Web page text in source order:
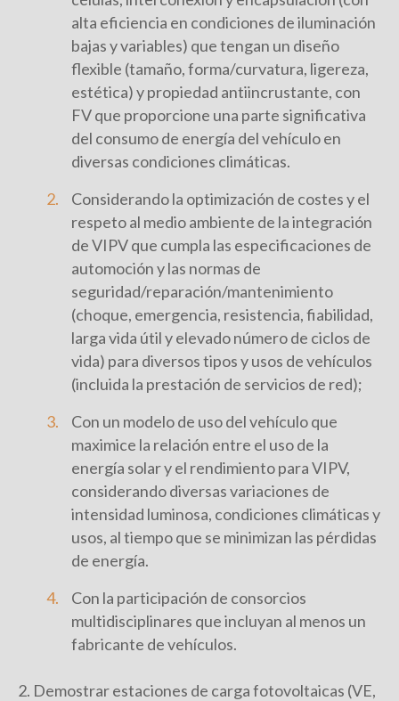
alta eficiencia en condiciones de iluminación
bajas y variables) que tengan un diseño
flexible (tamaño, forma/curvatura, ligereza,
estética) y propiedad antiincrustante, con
FV que proporcione una parte significativa
del consumo de energía del vehículo en
diversas condiciones climáticas.
Considerando la optimización de costes y el
respeto al medio ambiente de la integración
de VIPV que cumpla las especificaciones de
automoción y las normas de
seguridad/reparación/mantenimiento
(choque, emergencia, resistencia, fiabilidad,
larga vida útil y elevado número de ciclos de
vida) para diversos tipos y usos de vehículos
(incluida la prestación de servicios de red);
Con un modelo de uso del vehículo que
maximice la relación entre el uso de la
energía solar y el rendimiento para VIPV,
considerando diversas variaciones de
intensidad luminosa, condiciones climáticas y
usos, al tiempo que se minimizan las pérdidas
de energía.
Con la participación de consorcios
multidisciplinares que incluyan al menos un
fabricante de vehículos.
2. Demostrar estaciones de carga fotovoltaicas (VE,